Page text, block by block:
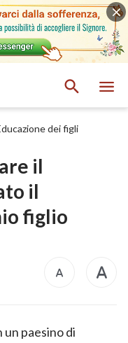
dei figli
il
il
figlio
un paesino di